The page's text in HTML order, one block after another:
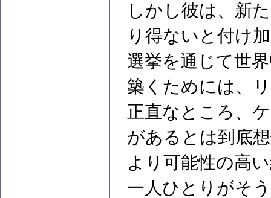
しかし彼は、新
り得ないと付け
選挙を通じて世
築くためには、
正直なところ、
があるとは到底
より可能性の高
一人ひとりがそ